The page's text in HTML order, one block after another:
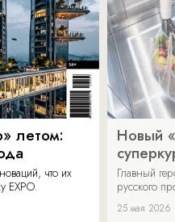
летом:
что их
EXPO.
Новый
Главный
русского
25 мая 2026